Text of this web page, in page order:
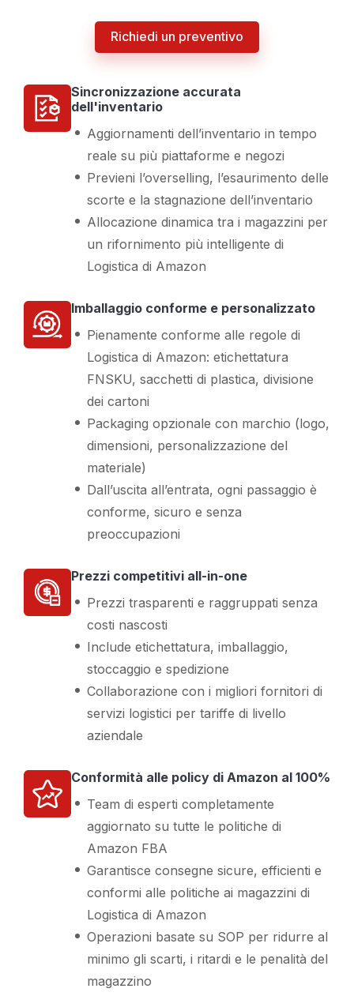
Richiedi un preventivo
Sincronizzazione accurata
dell'inventario
Aggiornamenti dell’inventario in tempo
reale su più piattaforme e negozi
Previeni l’overselling, l’esaurimento delle
scorte e la stagnazione dell’inventario
Allocazione dinamica tra i magazzini per
un rifornimento più intelligente di
Logistica di Amazon
Imballaggio conforme e personalizzato
Pienamente conforme alle regole di
Logistica di Amazon: etichettatura
FNSKU, sacchetti di plastica, divisione
dei cartoni
Packaging opzionale con marchio (logo,
dimensioni, personalizzazione del
materiale)
Dall’uscita all’entrata, ogni passaggio è
conforme, sicuro e senza
preoccupazioni
Prezzi competitivi all-in-one
Prezzi trasparenti e raggruppati senza
costi nascosti
Include etichettatura, imballaggio,
stoccaggio e spedizione
Collaborazione con i migliori fornitori di
servizi logistici per tariffe di livello
aziendale
Conformità alle policy di Amazon al 100%
Team di esperti completamente
aggiornato su tutte le politiche di
Amazon FBA
Garantisce consegne sicure, efficienti e
conformi alle politiche ai magazzini di
Logistica di Amazon
Operazioni basate su SOP per ridurre al
minimo gli scarti, i ritardi e le penalità del
magazzino